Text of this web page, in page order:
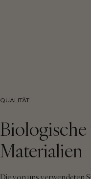
QUALITÄT
Materialien
Die von uns verwendeten